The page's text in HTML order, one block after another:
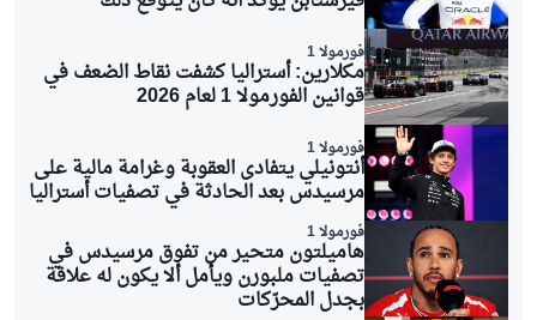
فورمولا 1
مكلارين: أستراليا كشفت نقاط الضعف في
قوانين الفورمولا 1 لعام 2026
فورمولا 1
أنتونيلي يتفادى العقوبة وغرامة مالية على
مرسيدس بعد الحادثة في تصفيات أستراليا
فورمولا 1
هاميلتون متحير من تفوق مرسيدس في
تصفيات ملبورن ويأمل ألا يكون له علاقة
بجدل المحرّكات